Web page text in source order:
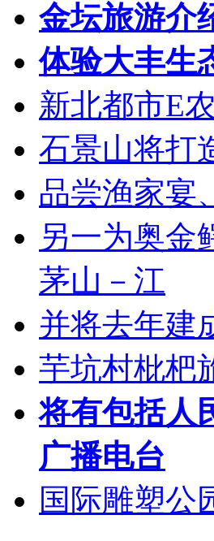
金坛旅游介
体验大丰生
新北都市E
石景山将打
品尝渔家宴
另一为奥金
茅山－江
并将去年建
芋坑村枇杷
将有包括人
广播电台
国际雕塑公